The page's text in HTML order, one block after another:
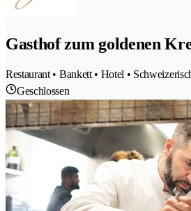
Gasthof zum goldenen
Restaurant • Bankett • Hotel •
Geschlossen